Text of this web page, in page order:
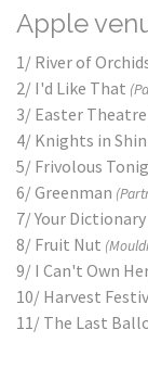
Apple
1/ River of
2/ I'd Like That
3/ Easter Theatre
4/ Knights in
5/ Frivolous
6/ Greenman
7/ Your Dictionary
8/ Fruit Nut
9/ I Can't Own
10/ Harvest
11/ The Last